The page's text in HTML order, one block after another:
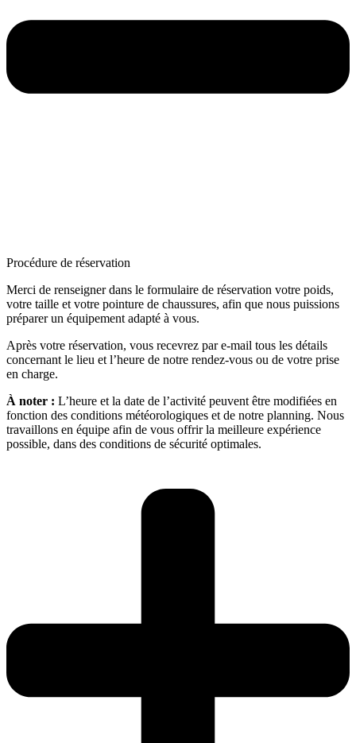
Procédure de réservation
Merci de renseigner dans le formulaire de réservation votre poids,
votre taille et votre pointure de chaussures, afin que nous puissions
préparer un équipement adapté à vous.
Après votre réservation, vous recevrez par e-mail tous les détails
concernant le lieu et l’heure de notre rendez-vous ou de votre prise
en charge.
À noter : L’heure et la date de l’activité peuvent être modifiées en
fonction des conditions météorologiques et de notre planning. Nous
travaillons en équipe afin de vous offrir la meilleure expérience
possible, dans des conditions de sécurité optimales.